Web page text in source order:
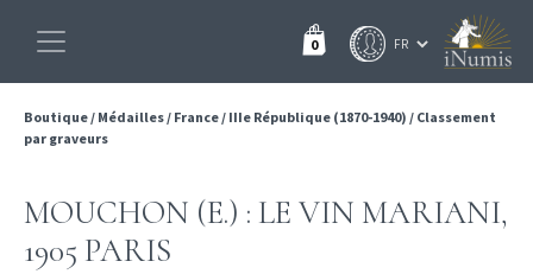
0
Boutique/ Médailles/ France/ IIIe République (1870-1940) / Classement
par graveurs
MOUCHON (E.) : LE VIN MARIANI,
1905 PARIS